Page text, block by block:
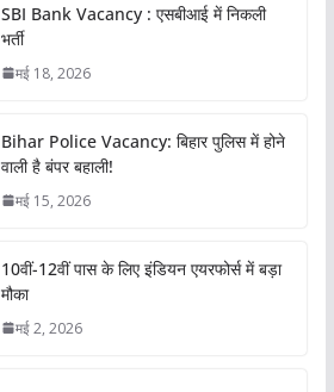
SBI Bank Vacancy : एसबीआई में निकली
भर्ती
मई 18, 2026
Bihar Police Vacancy: बिहार पुलिस में होने
वाली है बंपर बहाली!
मई 15, 2026
10वीं-12वीं पास के लिए इंडियन एयरफोर्स में बड़ा
मौका
मई 2, 2026